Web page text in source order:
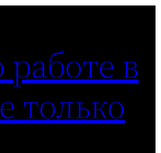
в
только